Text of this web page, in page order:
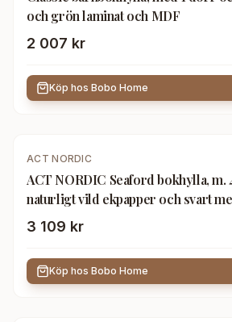
och grön laminat och MDF
2 007 kr
Köp hos Bobo Home
ACT NORDIC
ACT NORDIC Seaford bokhylla, m.
naturligt vild ekpapper och svart
3 109 kr
Köp hos Bobo Home